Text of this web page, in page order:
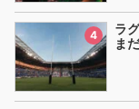
4
ラ
ま